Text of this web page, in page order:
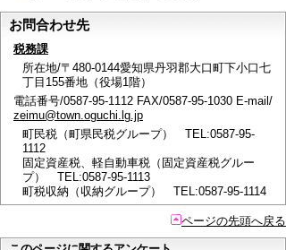
お問合わせ先
税務課
所在地/〒480-0144愛知県丹羽郡大口町下小口七
丁目155番地（役場1階）
電話番号/0587-95-1112 FAX/0587-95-1030 E-mail/
zeimu@town.oguchi.lg.jp
町民税（町県民税グループ） TEL:0587-95-
1112
固定資産税、軽自動車税（固定資産税グルー
プ） TEL:0587-95-1113
町税収納（収納グループ） TEL:0587-95-1114
ページの先頭へ戻る